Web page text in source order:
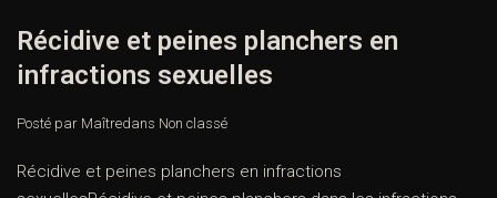
Récidive et peines planchers en
infractions sexuelles
Posté par Maîtredans Non classé
Récidive et peines planchers en infractions